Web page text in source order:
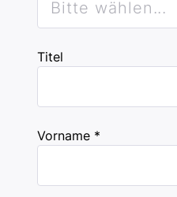
Bitte wählen...
Titel
Vorname *